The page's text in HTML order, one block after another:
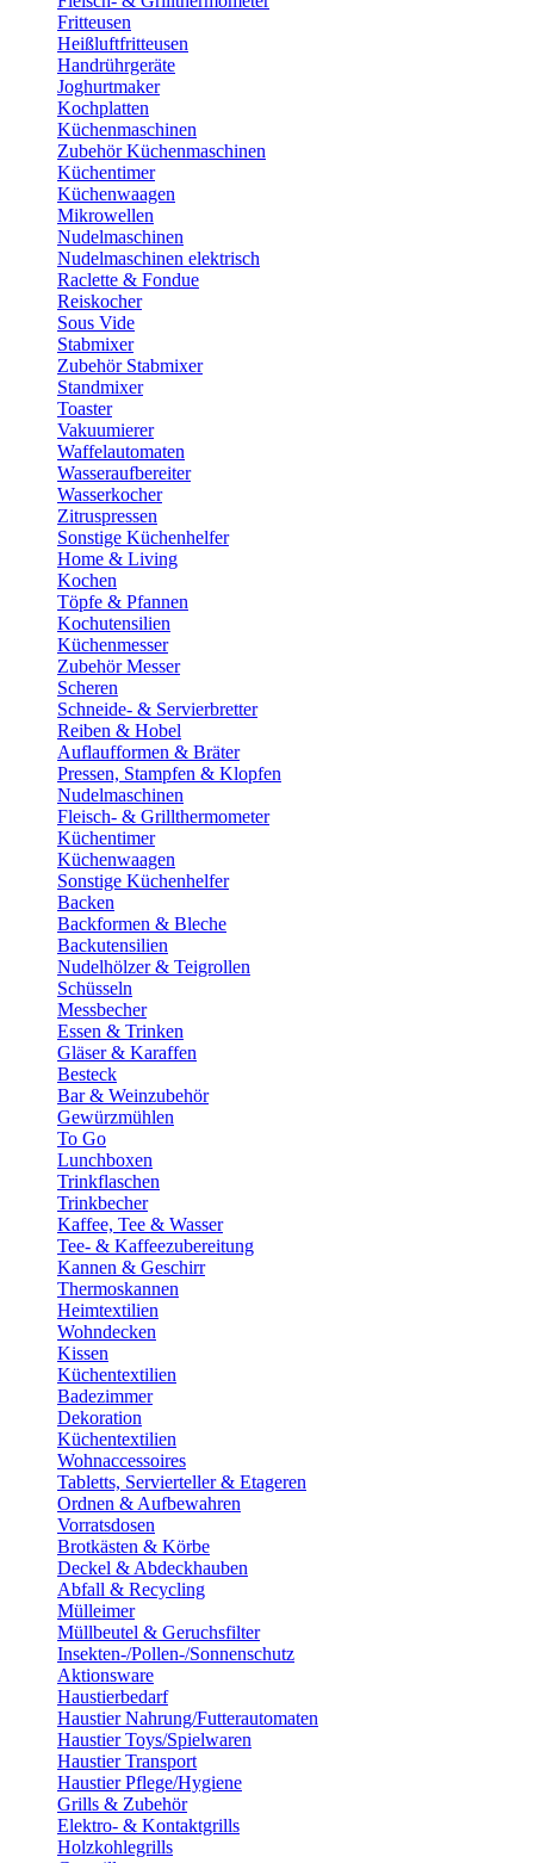
Fritteusen
Heißluftfritteusen
Handrührgeräte
Joghurtmaker
Kochplatten
Küchenmaschinen
Zubehör Küchenmaschinen
Küchentimer
Küchenwaagen
Mikrowellen
Nudelmaschinen
Nudelmaschinen elektrisch
Raclette & Fondue
Reiskocher
Sous Vide
Stabmixer
Zubehör Stabmixer
Standmixer
Toaster
Vakuumierer
Waffelautomaten
Wasseraufbereiter
Wasserkocher
Zitruspressen
Sonstige Küchenhelfer
Home & Living
Kochen
Töpfe & Pfannen
Kochutensilien
Küchenmesser
Zubehör Messer
Scheren
Schneide- & Servierbretter
Reiben & Hobel
Auflaufformen & Bräter
Pressen, Stampfen & Klopfen
Nudelmaschinen
Fleisch- & Grillthermometer
Küchentimer
Küchenwaagen
Sonstige Küchenhelfer
Backen
Backformen & Bleche
Backutensilien
Nudelhölzer & Teigrollen
Schüsseln
Messbecher
Essen & Trinken
Gläser & Karaffen
Besteck
Bar & Weinzubehör
Gewürzmühlen
To Go
Lunchboxen
Trinkflaschen
Trinkbecher
Kaffee, Tee & Wasser
Tee- & Kaffeezubereitung
Kannen & Geschirr
Thermoskannen
Heimtextilien
Wohndecken
Kissen
Küchentextilien
Badezimmer
Dekoration
Küchentextilien
Wohnaccessoires
Tabletts, Servierteller & Etageren
Ordnen & Aufbewahren
Vorratsdosen
Brotkästen & Körbe
Deckel & Abdeckhauben
Abfall & Recycling
Mülleimer
Müllbeutel & Geruchsfilter
Insekten-/Pollen-/Sonnenschutz
Aktionsware
Haustierbedarf
Haustier Nahrung/Futterautomaten
Haustier Toys/Spielwaren
Haustier Transport
Haustier Pflege/Hygiene
Grills & Zubehör
Elektro- & Kontaktgrills
Holzkohlegrills